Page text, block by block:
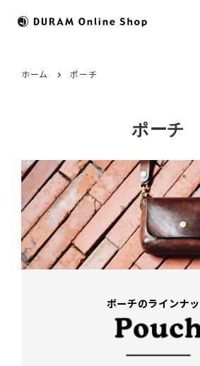
マネークリップ
コインケース
名刺入れ
パスケース
革について
革製品のお取扱いについて
商品のお届けについて
名入れできる商品一覧
会員登録
ログイン
ホーム ポーチ
ポーチ
ポーチのラインナ